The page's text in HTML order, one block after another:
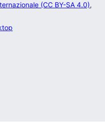
(CC BY-SA 4.0),